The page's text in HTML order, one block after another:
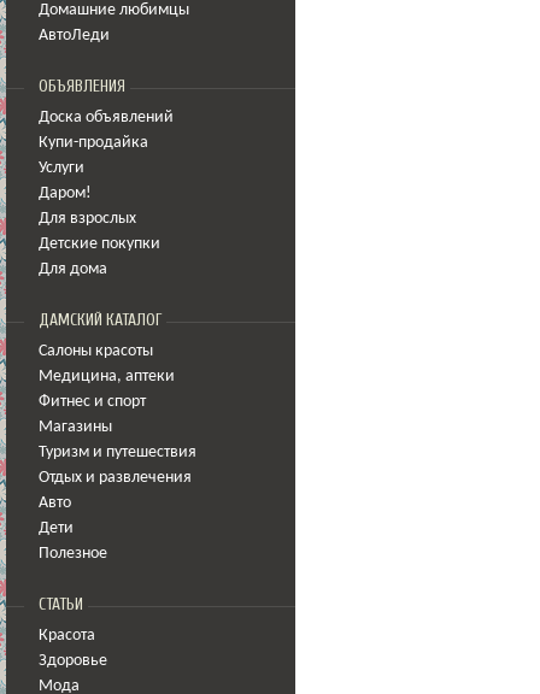
Домашние любимцы
АвтоЛеди
ОБЪЯВЛЕНИЯ
Доска объявлений
Купи-продайка
Услуги
Даром!
Для взрослых
Детские покупки
Для дома
ДАМСКИЙ КАТАЛОГ
Салоны красоты
Медицина, аптеки
Фитнес и спорт
Магазины
Туризм и путешествия
Отдых и развлечения
Авто
Дети
Полезное
СТАТЬИ
Красота
Здоровье
Мода